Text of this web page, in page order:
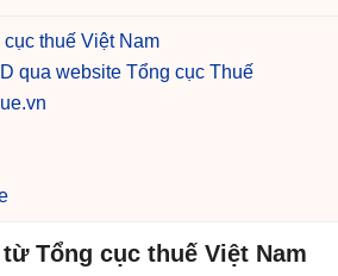
thuế Việt Nam
qua website Tổng cục Thuế
Tổng cục thuế Việt Nam